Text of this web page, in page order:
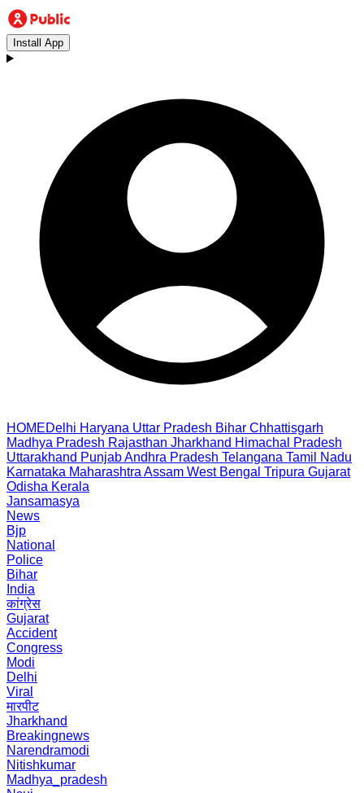
Install App
HOMEDelhi Haryana Uttar Pradesh Bihar Chhattisgarh
Madhya Pradesh Rajasthan Jharkhand Himachal Pradesh
Uttarakhand PunjabAndhra Pradesh Telangana Tamil Nadu
Karnataka Maharashtra Assam West Bengal Tripura Gujarat
Odisha Kerala
Jansamasya
News
Bjp
National
Police
Bihar
India
कांग्रेस
Gujarat
Accident
Congress
Modi
Delhi
Viral
मारपीट
Jharkhand
Breakingnews
Narendramodi
Nitishkumar
Madhya_pradesh